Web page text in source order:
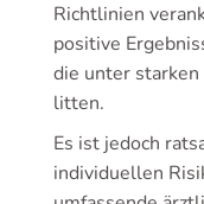
Richtlinien
positive
die unter
litten.
Es ist jedoch
individuellen